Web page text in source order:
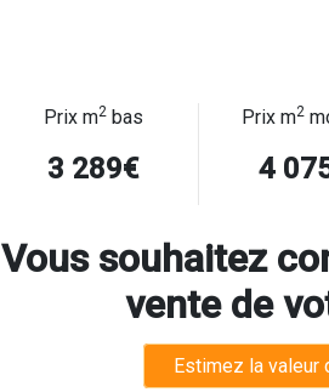
Prix m2bas
3 289€
Prix m2
4
Vous souhaitez
vente de
Estimez la valeur